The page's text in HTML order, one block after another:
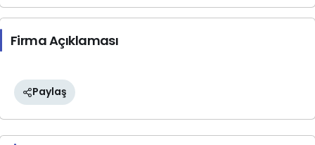
Firma Açıklaması
Paylaş